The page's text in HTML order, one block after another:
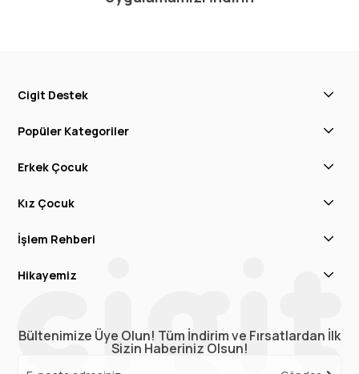
Cigit Destek
Popüler Kategoriler
Erkek Çocuk
Kız Çocuk
İşlem Rehberi
Hikayemiz
Bültenimize Üye Olun! Tüm İndirim ve Fırsatlardan İlk
Sizin Haberiniz Olsun!